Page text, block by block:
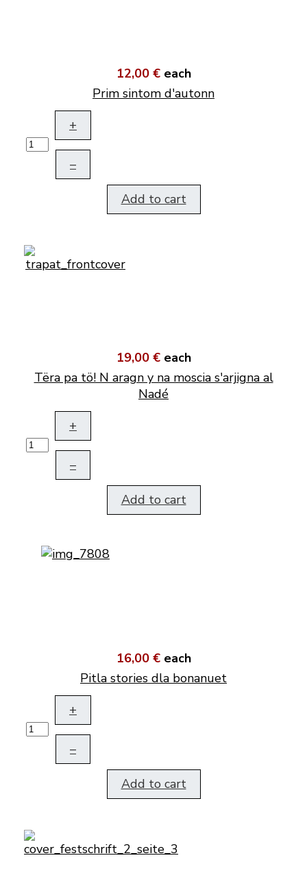
12,00 € each
Prim sintom d'autonn
+
–
Add to cart
19,00 € each
Tëra pa tö! N aragn y na moscia s'arjigna al
Nadé
+
–
Add to cart
16,00 € each
Pitla stories dla bonanuet
+
–
Add to cart